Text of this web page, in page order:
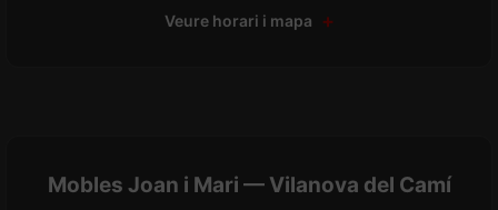
Veure horari i mapa
Mobles Joan i Mari — Vilanova del Camí